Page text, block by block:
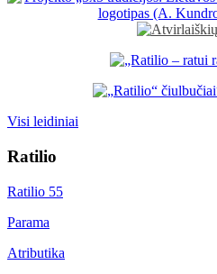
Visi leidiniai
Ratilio
Ratilio 55
Parama
Atributika